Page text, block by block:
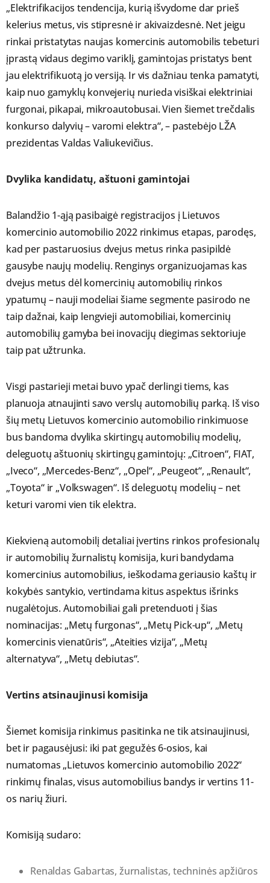
„Elektrifikacijos tendencija, kurią išvydome dar prieš
kelerius metus, vis stipresnė ir akivaizdesnė. Net jeigu
rinkai pristatytas naujas komercinis automobilis tebeturi
įprastą vidaus degimo variklį, gamintojas pristatys bent
jau elektrifikuotą jo versiją. Ir vis dažniau tenka pamatyti,
kaip nuo gamyklų konvejerių nurieda visiškai elektriniai
furgonai, pikapai, mikroautobusai. Vien šiemet trečdalis
konkurso dalyvių – varomi elektra“, – pastebėjo LŽA
prezidentas Valdas Valiukevičius.
Dvylika kandidatų, aštuoni gamintojai
Balandžio 1-ąją pasibaigė registracijos į Lietuvos
komercinio automobilio 2022 rinkimus etapas, parodęs,
kad per pastaruosius dvejus metus rinka pasipildė
gausybe naujų modelių. Renginys organizuojamas kas
dvejus metus dėl komercinių automobilių rinkos
ypatumų – nauji modeliai šiame segmente pasirodo ne
taip dažnai, kaip lengvieji automobiliai, komercinių
automobilių gamyba bei inovacijų diegimas sektoriuje
taip pat užtrunka.
Visgi pastarieji metai buvo ypač derlingi tiems, kas
planuoja atnaujinti savo verslų automobilių parką. Iš viso
šių metų Lietuvos komercinio automobilio rinkimuose
bus bandoma dvylika skirtingų automobilių modelių,
deleguotų aštuonių skirtingų gamintojų: „Citroen“, FIAT,
„Iveco“, „Mercedes-Benz“, „Opel“, „Peugeot“, „Renault“,
„Toyota“ ir „Volkswagen“. Iš deleguotų modelių – net
keturi varomi vien tik elektra.
Kiekvieną automobilį detaliai įvertins rinkos profesionalų
ir automobilių žurnalistų komisija, kuri bandydama
komercinius automobilius, ieškodama geriausio kaštų ir
kokybės santykio, vertindama kitus aspektus išrinks
nugalėtojus. Automobiliai gali pretenduoti į šias
nominacijas: „Metų furgonas“, „Metų Pick-up“, „Metų
komercinis vienatūris“, „Ateities vizija“, „Metų
alternatyva“, „Metų debiutas“.
Vertins atsinaujinusi komisija
Šiemet komisija rinkimus pasitinka ne tik atsinaujinusi,
bet ir pagausėjusi: iki pat gegužės 6-osios, kai
numatomas „Lietuvos komercinio automobilio 2022“
rinkimų finalas, visus automobilius bandys ir vertins 11-
os narių žiuri.
Komisiją sudaro:
Renaldas Gabartas, žurnalistas, techninės apžiūros